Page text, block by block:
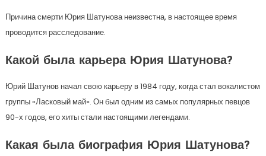
Причина смерти Юрия Шатунова неизвестна, в настоящее время
проводится расследование.
Какой была карьера Юрия Шатунова?
Юрий Шатунов начал свою карьеру в 1984 году, когда стал вокалистом
группы «Ласковый май». Он был одним из самых популярных певцов
90-х годов, его хиты стали настоящими легендами.
Какая была биография Юрия Шатунова?